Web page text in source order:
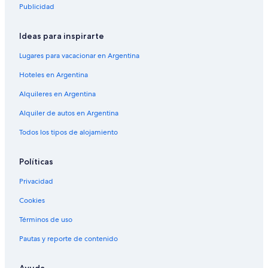
Publicidad
Ideas para inspirarte
Lugares para vacacionar en Argentina
Hoteles en Argentina
Alquileres en Argentina
Alquiler de autos en Argentina
Todos los tipos de alojamiento
Políticas
Privacidad
Cookies
Términos de uso
Pautas y reporte de contenido